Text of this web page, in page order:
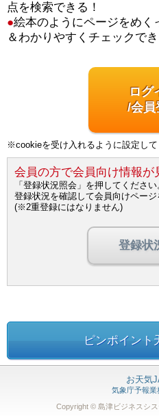
点を検索できる！
●絵本のようにページをめく
＆わかりやすくチェックでき
ログ
/会員
※cookieを受け入れるように設定して
会員の方で会員向け情報が
「登録状況照会」を押してください
登録状況を確認して会員向けページ
(※2重登録にはなりません)
登録状
ピンポイント
お天気
気象庁予報業
Copyright © 島津ビジネスシ